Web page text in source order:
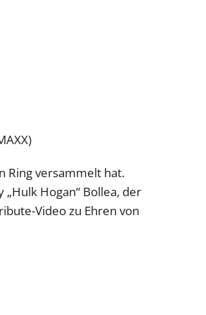
Ring versammelt hat.
Hogan“ Bollea, der
Video zu Ehren von